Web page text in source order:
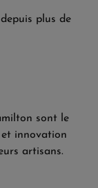
plus de
sont le
innovation
artisans.